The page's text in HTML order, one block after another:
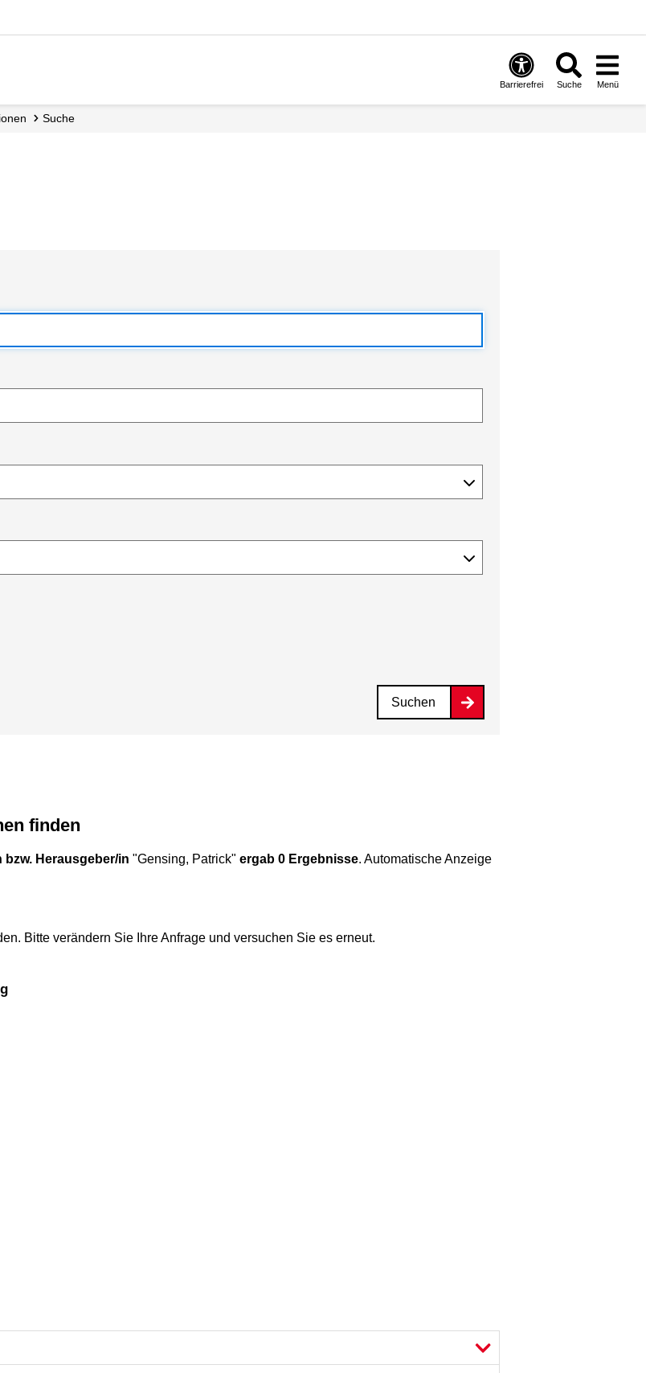
Barrierefrei Suche Menü
Suche
Suchen
finden
bzw. Herausgeber/in "Gensing, Patrick" ergab 0 Ergebnisse. Automatische Anzeige
Bitte verändern Sie Ihre Anfrage und versuchen Sie es erneut.